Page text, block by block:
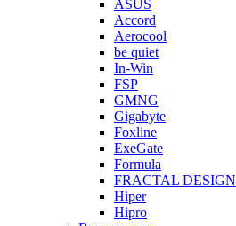
ASUS
Accord
Aerocool
be quiet
In-Win
FSP
GMNG
Gigabyte
Foxline
ExeGate
Formula
FRACTAL DESIGN
Hiper
Hipro